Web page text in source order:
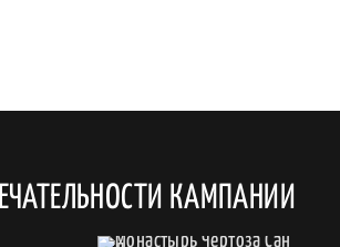
КАМПАНИИ